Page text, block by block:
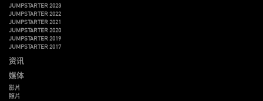
JUMPSTARTER 2023
JUMPSTARTER 2022
JUMPSTARTER 2021
JUMPSTARTER 2020
JUMPSTARTER 2019
JUMPSTARTER 2017
资讯
媒体
影片
照片